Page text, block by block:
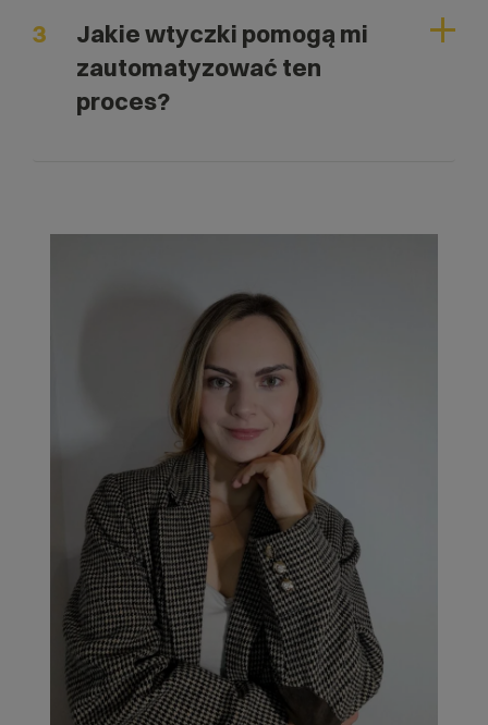
3
Jakie wtyczki pomogą mi
zautomatyzować ten
proces?